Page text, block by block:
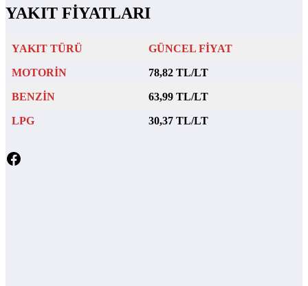
YAKIT FİYATLARI
YAKIT TÜRÜ GÜNCEL FİYAT
MOTORİN 78,82 TL/LT
BENZİN 63,99 TL/LT
LPG 30,37 TL/LT
Facebook